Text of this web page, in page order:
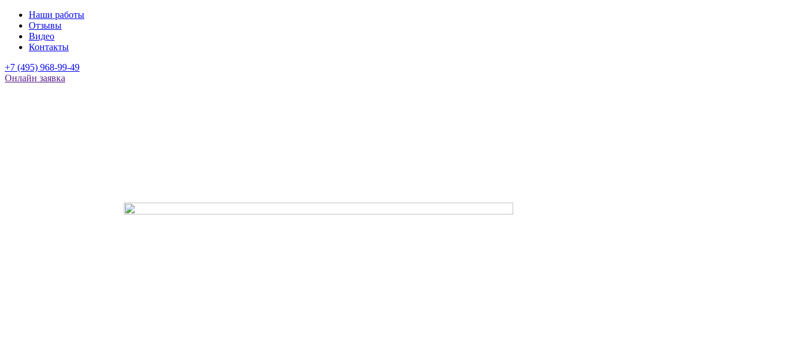
Наши работы
Отзывы
Видео
Контакты
+7 (495) 968-99-49
Онлайн заявка